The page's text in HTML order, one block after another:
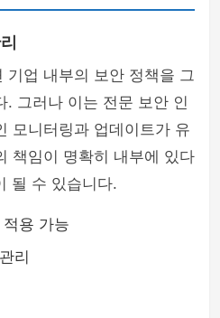
기업 내부의 보안 정책을 그
. 그러나 이는 전문 보안 인
모니터링과 업데이트가 유
책임이 명확히 내부에 있다
될 수 있습니다.
용 가능
리